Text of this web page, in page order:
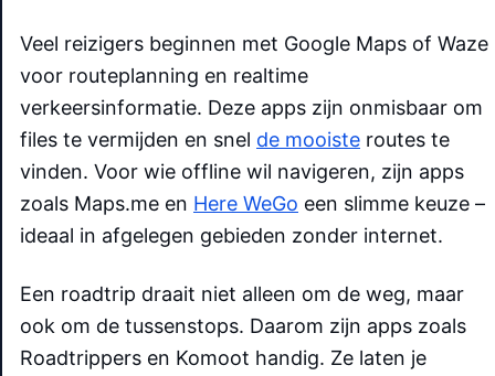
Veel reizigers beginnen met Google Maps of Waze
voor routeplanning en realtime
verkeersinformatie. Deze apps zijn onmisbaar om
files te vermijden en snel de mooiste routes te
vinden. Voor wie offline wil navigeren, zijn apps
zoals Maps.me en Here WeGo een slimme keuze –
ideaal in afgelegen gebieden zonder internet.
Een roadtrip draait niet alleen om de weg, maar
ook om de tussenstops. Daarom zijn apps zoals
Roadtrippers en Komoot handig. Ze laten je